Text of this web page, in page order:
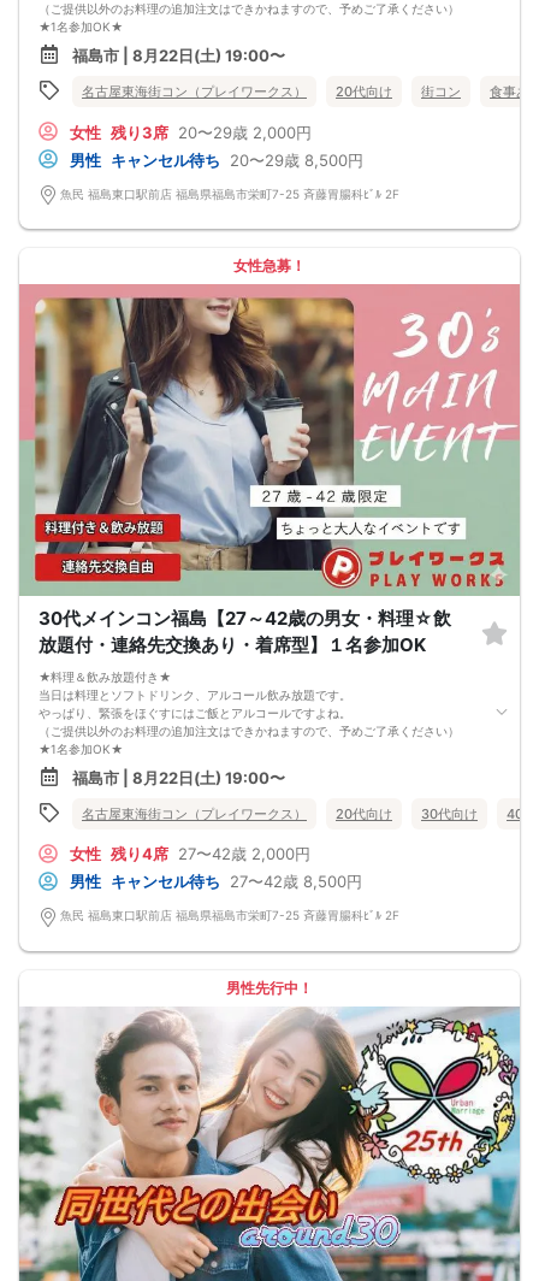
（ご提供以外のお料理の追加注文はできかねますので、予めご了承ください）
★1名参加OK★
他の1名参加の方とペアになりますし、友達作りにも最適です。
基本的には２：２のグループトークとなります。
（１：１でのトークはございませんので、予めご了承ください）
★プロフィールカードにより会話のキッカケもバッチリ★
なんてことは絶対ありません！
プロフィールカードを活用し、「はじめまして」から会話を楽しみましょう。
★完全着席型・連絡先交換は自由★
完全着席型で席替えはできる限り行います。
席替えの５分前には連絡先交換を促すアナウンスをいたしますので、「連絡先交
1. ２名様以上でのご参加は必ず同性同士でお申し込みください。
2. 服装の指定はございません。多くのお客様はカジュアルな格好でおこしになら
れています。
3. 開催判断はイベント前日の時点で男性３名・女性３名以上のお申し込みからに
なりますが、当日に参加者のキャンセルで比率が崩れた場合や開催判断人数を下
回った場合、一切返金などの保証はいたしませんのでご了承ください。
4. イベントページ内の「お申し込み状況」等はキャンセルなどで当日の参加人
数、男女比率と異なる可能性がございます。
5. 当日は店舗の外ではなく店舗内で受付いたします。店内に入り店員に「街コン
で来た」旨をお伝えください。
6. お釣りの用意はございませんので、出ないようにご準備お願いします。
7. 当日は年齢確認のできる身分証をお持ちください。イベントの対象年齢でない
ことが発覚した場合、参加費を全額徴収し返金はいたしかねます。
8. 15分以上の遅刻はキャンセルとみなす可能性があります。
9. 当日受付にお越しになってからのキャンセル、途中キャンセルは出来ません。
10. イベント中止に伴うユーザーへの返金額は、チケット代金となり、交通費、宿
泊費、通信費等の返金は行いません。
お申し込みが完了した時点で上記すべての事項に同意したと判断いたします。
8/22(土)20代夜コン福島
福島市 | 8月22日(土) 19:00〜
名古屋東海街コン（プレイワークス） 20代向け 街コン 食事あ
女性 残り3席 20〜29歳 2,000円
男性 キャンセル待ち 20〜29歳 8,500円
魚民 福島東口駅前店 福島県福島市栄町7-25 斉藤胃腸科ﾋﾞﾙ 2F
女性急募！
30代メインコン福島【27～42歳の男女・料理☆飲
放題付・連絡先交換あり・着席型】１名参加OK
★料理＆飲み放題付き★
当日は料理とソフトドリンク、アルコール飲み放題です。
やっぱり、緊張をほぐすにはご飯とアルコールですよね。
（ご提供以外のお料理の追加注文はできかねますので、予めご了承ください）
★1名参加OK★
他の1名参加の方とペアになりますし、友達作りにも最適です。
基本的には２：２のグループトークとなります。
（１：１でのトークはございませんので、予めご了承ください）
★プロフィールカードにより会話のキッカケもバッチリ★
なんてことは絶対ありません！
プロフィールカードを活用し、「はじめまして」から会話を楽しみましょう。
★完全着席型・連絡先交換は自由★
完全着席型で席替えはできる限り行います。
席替えの５分前には連絡先交換を促すアナウンスをいたしますので、「連絡先交
1. ２名様以上でのご参加は必ず同性同士でお申し込みください。
2. 服装の指定はございません。多くのお客様はカジュアルな格好でおこしになら
れています。
3. 開催判断はイベント前日の時点で男性３名・女性３名以上のお申し込みからに
なりますが、当日に参加者のキャンセルで比率が崩れた場合や開催判断人数を下
回った場合、一切返金などの保証はいたしませんのでご了承ください。
4. イベントページ内の「お申し込み状況」等はキャンセルなどで当日の参加人
数、男女比率と異なる可能性がございます。
5. 当日は店舗の外ではなく店舗内で受付いたします。店内に入り店員に「街コン
で来た」旨をお伝えください。
6. お釣りの用意はございませんので、出ないようにご準備お願いします。
7. 当日は年齢確認のできる身分証をお持ちください。イベントの対象年齢でない
ことが発覚した場合、参加費を全額徴収し返金はいたしかねます。
8. 15分以上の遅刻はキャンセルとみなす可能性があります。
9. 当日受付にお越しになってからのキャンセル、途中キャンセルは出来ません。
福島市 | 8月22日(土) 19:00〜
名古屋東海街コン（プレイワークス） 20代向け 30代向け 40代
女性 残り4席 27〜42歳 2,000円
男性 キャンセル待ち 27〜42歳 8,500円
魚民 福島東口駅前店 福島県福島市栄町7-25 斉藤胃腸科ﾋﾞﾙ 2F
男性先行中！